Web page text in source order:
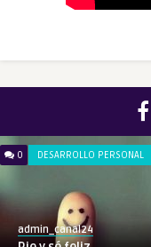
0 DESARROLLO PERSONAL
admin_canal24